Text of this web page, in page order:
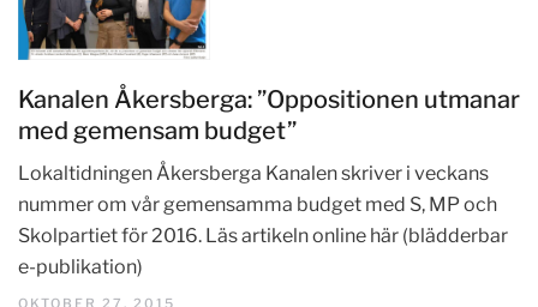
Kanalen Åkersberga: ”Oppositionen utmanar
med gemensam budget”
Lokaltidningen Åkersberga Kanalen skriver i veckans
nummer om vår gemensamma budget med S, MP och
Skolpartiet för 2016. Läs artikeln online här (blädderbar
e-publikation)
OKTOBER 27, 2015